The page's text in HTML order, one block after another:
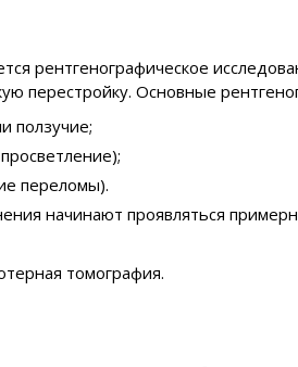
рентгенографическое
перестройку. Основные
ползучие;
переломы).
начинают проявляться
томография.